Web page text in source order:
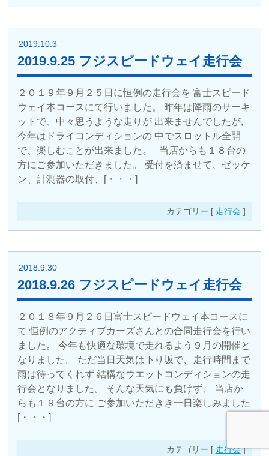
2019.10.3
2019.9.25 フジスピードウェイ走行会
２０１９年９月２５日に恒例の走行会を 富士スピード
ウェイ本コースにて行いました。 昨年は降雨のサーキ
ットで、中々思うような走りが 出来ませんでしたが,
今年はドライコンディションの 中でスロットル全開
で、楽しむことが出来ました。 当店からも１８台の
方にご参加いただきました。 受付を済ませて、ゼッケ
ン、計測器の取付、[・・・]
カテゴリー [ 走行会]
2018.9.30
2018.9.26 フジスピードウェイ走行会
２０１８年９月２６日富士スピードウェイ本コースに
て 恒例のアクティブカーズさんとの合同走行会を行い
ました。 今年も快適な環境で走れるよう９月の開催と
なりました。 ただ当日天気は下り坂で、走行時間まで
雨は待ってくれず 結構なウエットコンディションの走
行会となりました。 そんな天気にも負けず、 当店か
らも１９台の方に ご参加いただきき一日楽しみました
[・・・]
カテゴリー [ 走行会]